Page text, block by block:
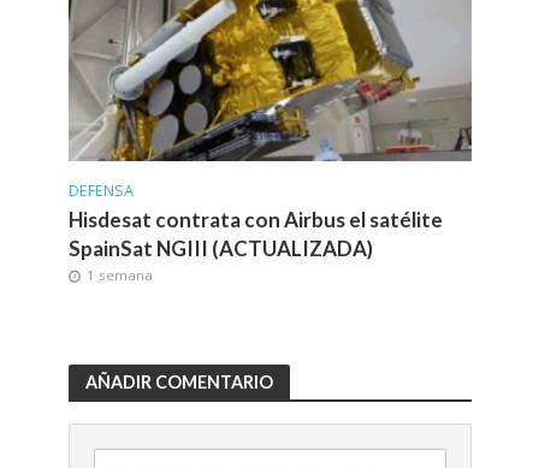
DEFENSA
Hisdesat contrata con Airbus el satélite
SpainSat NGIII (ACTUALIZADA)
1 semana
AÑADIR COMENTARIO